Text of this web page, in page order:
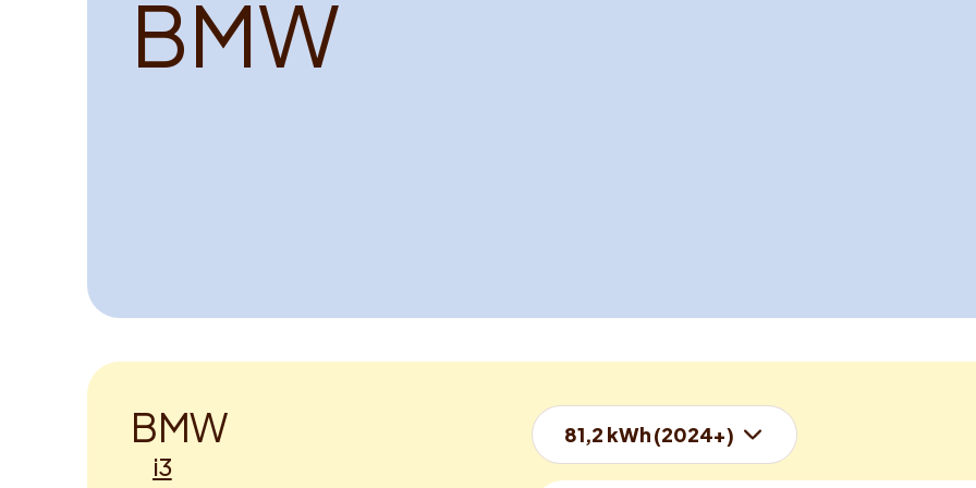
BMW
BMW
i3
81,2 kWh (2024+)